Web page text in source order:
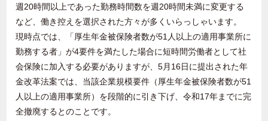
週 20時間以上であった勤務時間数を週 20時間未満に変更する
など、働き控えを選択された方々が多くいらっしゃいます。
現時点では、「厚生年金被保険者数が51 人以上の適用事業所に
勤務する者」が4要件を満たした場合に短時間労働者として社
会保険に加入する必要がありますが、5月 16日に提出された年
金改革法案では、当該企業規模要件（厚生年金被保険者数が51
人以上の適用事業所）を段階的に引き下げ、令和17年までに完
全撤廃するとのことです。